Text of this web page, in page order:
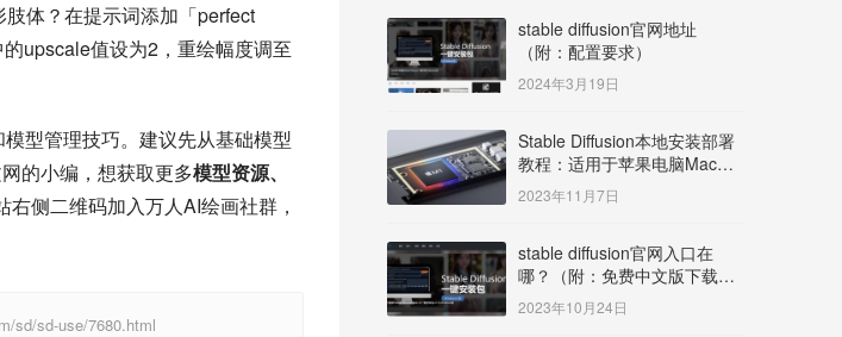
体？在提示词添加「perfect
upscale值设为2，重绘幅度调至
型管理技巧。建议先从基础模型
的小编，想获取更多模型资源、
侧二维码加入万人AI绘画社群，
sd/sd-use/7680.html
stable diffusion官网地址
（附：配置要求）
2024年3月19日
Stable Diffusion本地安装部署
教程：适用于苹果电脑Mac
OS系统M系列芯片：
MacBook/iMac等
2023年11月7日
stable diffusion官网入口在
哪？（附：免费中文版下载安
装教程）
2023年10月24日